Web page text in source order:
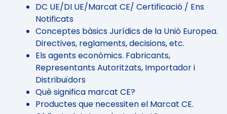
DC UE/DI UE/Marcat CE/ Certificació / Ens
Notificats
Conceptes bàsics Jurídics de la Unió Europea.
Directives, reglaments, decisions, etc.
Els agents econòmics. Fabricants,
Representants Autoritzats, Importador i
Distribuïdors
Què significa marcat CE?
Productes que necessiten el Marcat CE.